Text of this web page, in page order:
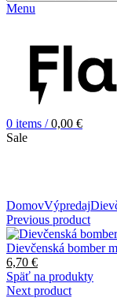
Menu
0 items / 0,00 €
Sale
DomovVýpredaj
Previous product
Dievčenská bomber
6,70 €
Späť na produkty
Next product